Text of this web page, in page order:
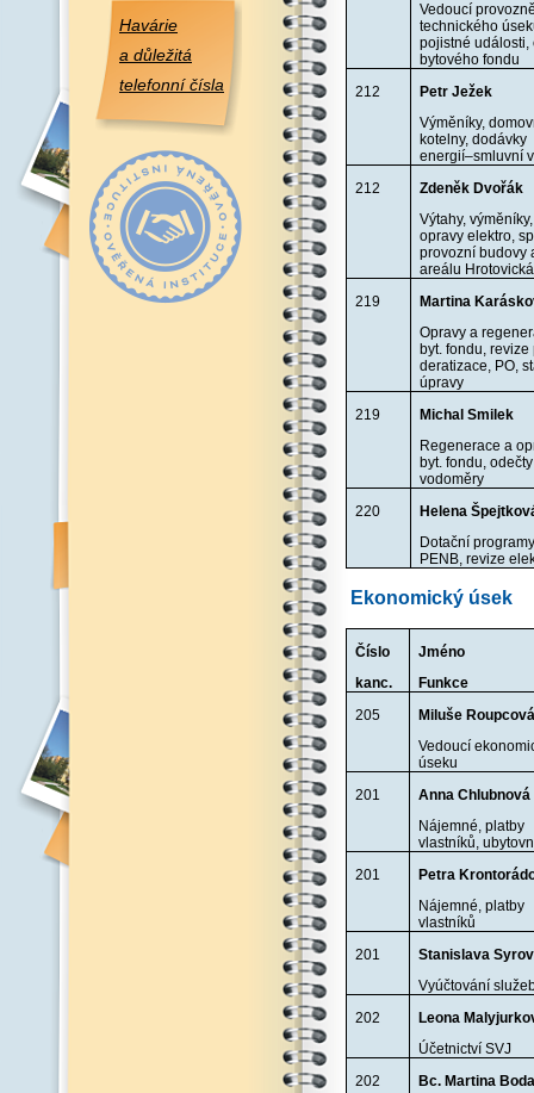
Havárie
a důležitá
telefonní čísla
Vedoucí
technického
pojistné události,
bytového fondu
212
Petr Ježek
Výměníky,
kotelny, dodávky
energií–smluvní
212
Zdeněk Dvořák
Výtahy, výměníky,
opravy elektro,
provozní budovy
areálu Hrotovická
219
Martina
Opravy a
byt. fondu, revize
deratizace, PO,
úpravy
219
Michal Smilek
Regenerace a
byt. fondu,
vodoměry
220
Helena
Dotační
PENB, revize
Ekonomický úsek
Číslo
kanc.
Jméno
Funkce
205
Miluše
Vedoucí
úseku
201
Anna Chlubnová
Nájemné, platby
vlastníků,
201
Petra
Nájemné, platby
vlastníků
201
Stanislava
Vyúčtování
202
Leona
Účetnictví SVJ
202
Bc. Martina